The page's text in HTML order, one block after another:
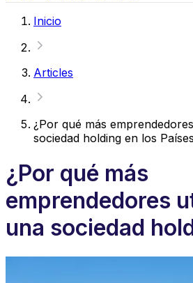
Inicio
Articles
¿Por qué más
sociedad holding en los
¿Por qué más
emprendedores
una sociedad
Países Bajos en